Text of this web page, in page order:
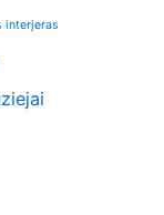
interjeras